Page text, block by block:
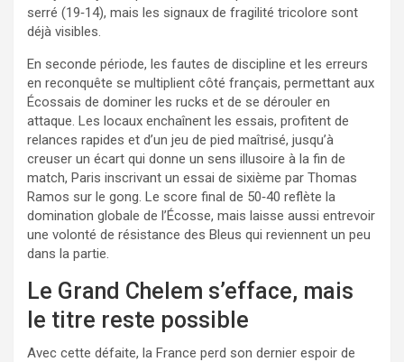
serré (19‑14), mais les signaux de fragilité tricolore sont
déjà visibles.
En seconde période, les fautes de discipline et les erreurs
en reconquête se multiplient côté français, permettant aux
Écossais de dominer les rucks et de se dérouler en
attaque. Les locaux enchaînent les essais, profitent de
relances rapides et d’un jeu de pied maîtrisé, jusqu’à
creuser un écart qui donne un sens illusoire à la fin de
match, Paris inscrivant un essai de sixième par Thomas
Ramos sur le gong. Le score final de 50‑40 reflète la
domination globale de l’Écosse, mais laisse aussi entrevoir
une volonté de résistance des Bleus qui reviennent un peu
dans la partie.
Le Grand Chelem s’efface, mais
le titre reste possible
Avec cette défaite, la France perd son dernier espoir de